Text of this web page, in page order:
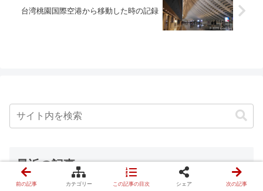
台湾桃園国際空港から移動した時の記録
最近の記事
前の記事 カテゴリー この記事の目次 シェア 次の記事